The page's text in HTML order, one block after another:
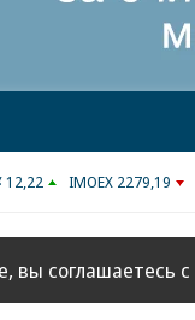
12,22 IMOEX 2279,19
вы соглашаетесь с